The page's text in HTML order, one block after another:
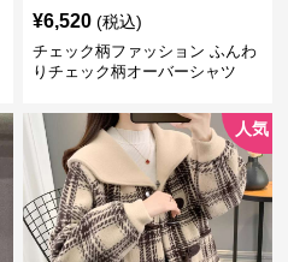
¥6,520 (税込)
チェック柄ファッション ふんわ
りチェック柄オーバーシャツ
人気